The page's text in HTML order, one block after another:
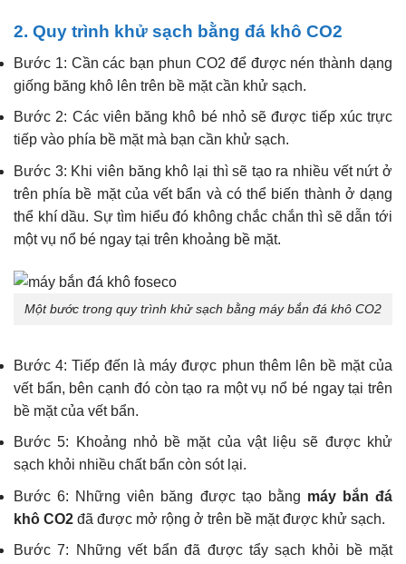
2. Quy trình khử sạch bằng đá khô CO2
Bước 1: Cần các bạn phun CO2 để được nén thành dạng
giống băng khô lên trên bề mặt cần khử sạch.
Bước 2: Các viên băng khô bé nhỏ sẽ được tiếp xúc trực
tiếp vào phía bề mặt mà bạn cần khử sạch.
Bước 3: Khi viên băng khô lại thì sẽ tạo ra nhiều vết nứt ở
trên phía bề mặt của vết bẩn và có thể biến thành ở dạng
thể khí dầu. Sự tìm hiểu đó không chắc chắn thì sẽ dẫn tới
một vụ nổ bé ngay tại trên khoảng bề mặt.
Một bước trong quy trình khử sạch bằng máy bắn đá khô CO2
Bước 4: Tiếp đến là máy được phun thêm lên bề mặt của
vết bẩn, bên cạnh đó còn tạo ra một vụ nổ bé ngay tại trên
bề mặt của vết bẩn.
Bước 5: Khoảng nhỏ bề mặt của vật liệu sẽ được khử
sạch khỏi nhiều chất bẩn còn sót lại.
Bước 6: Những viên băng được tạo bằng máy bắn đá
khô CO2 đã được mở rộng ở trên bề mặt được khử sạch.
Bước 7: Những vết bẩn đã được tẩy sạch khỏi bề mặt